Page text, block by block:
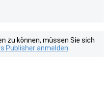
zu können, müssen Sie sich
Publisher anmelden